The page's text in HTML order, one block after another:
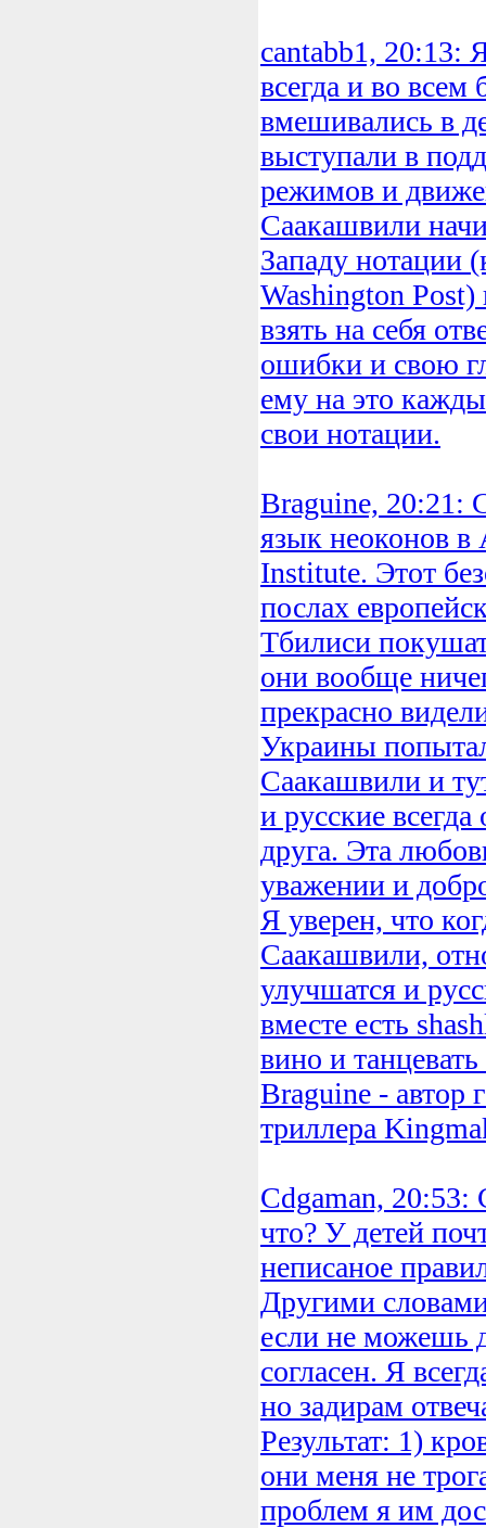
cantabb1, 20:13:
всегда и во
вмешивались в
выступали в
режимов и
Саакашвили
Западу нотации
Washington Post)
взять на себя
ошибки и свою
ему на это
свои нотации.
Braguine, 20:21:
язык неоконов в
Institute. Этот
послах
Тбилиси
они вообще
прекрасно
Украины
Саакашвили и
и русские
друга. Эта
уважении и
Я уверен, что
Саакашвили,
улучшатся и
вместе есть
вино и
Braguine - автор
триллера
Cdgaman, 20:53:
что? У детей
неписаное
Другими
если не можешь
согласен. Я
но задирам
Результат: 1)
они меня не
проблем я им